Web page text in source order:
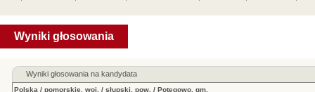
Wyniki głosowania
Wyniki głosowania na kandydata
Polska / pomorskie, woj. / słupski, pow. / Potęgowo, gm.